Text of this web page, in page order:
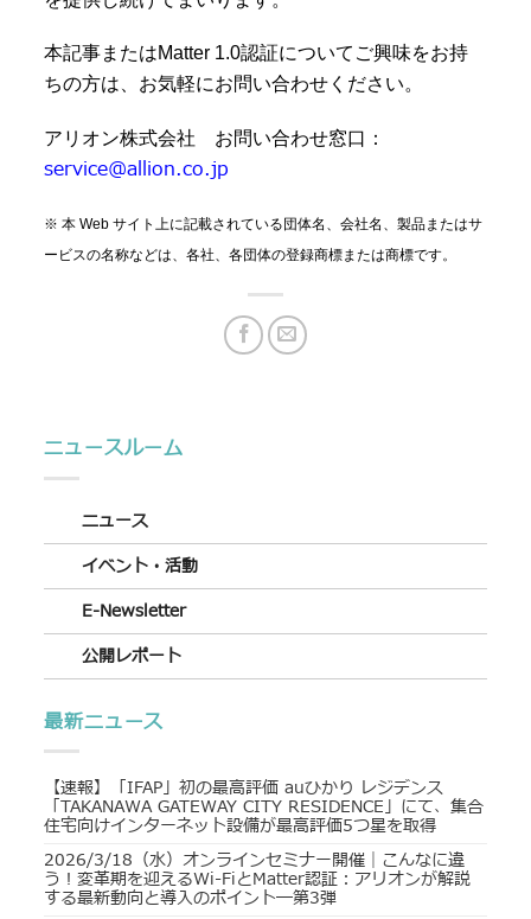
本記事またはMatter 1.0認証についてご興味をお持
ちの方は、お気軽にお問い合わせください。
アリオン株式会社 お問い合わせ窓口：
service@allion.co.jp
※ 本 Web サイト上に記載されている団体名、会社名、製品またはサ
ービスの名称などは、各社、各団体の登録商標または商標です。
ニュースルーム
ニュース
イベント・活動
E-Newsletter
公開レポート
最新ニュース
【速報】「IFAP」初の最高評価 auひかり レジデンス
「TAKANAWA GATEWAY CITY RESIDENCE」にて、集合
住宅向けインターネット設備が最高評価5つ星を取得
2026/3/18（水）オンラインセミナー開催｜こんなに違
う！変革期を迎えるWi-FiとMatter認証：アリオンが解説
する最新動向と導入のポイント―第3弾